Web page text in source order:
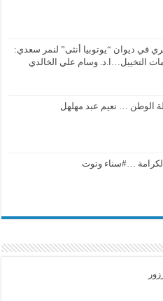
في ديوان “يوتوبيا أنثى” لنمر سعدي:
التخييل…ا.د. وسام علي الخالدي
الوطن … نعيم عبد مهلهل
…#سناء وتوت